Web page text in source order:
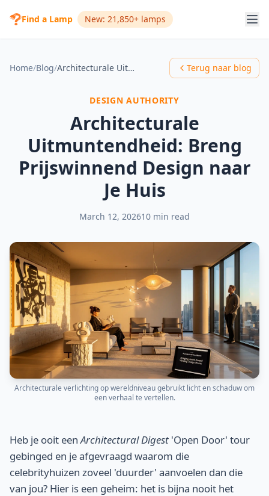
Find a Lamp New: 21,850+ lamps
Home/Blog/ Architecturale Uitmuntendheid: Breng Prijswinnend Design naar Je Huis Terug naar blog
DESIGN AUTHORITY
Architecturale
Uitmuntendheid: Breng
Prijswinnend Design naar
Je Huis
March 12, 202610 min read
Architecturale verlichting op wereldniveau gebruikt licht en schaduw om
een verhaal te vertellen.
Heb je ooit eenArchitectural Digest 'Open Door' tour
gebinged en je afgevraagd waarom die
celebrityhuizen zoveel 'duurder' aanvoelen dan die
van jou? Hier is een geheim: het is bijna nooit het